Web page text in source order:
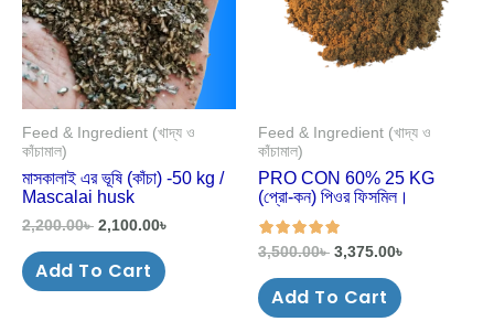
Feed & Ingredient (খাদ্য ও
কাঁচামাল)
মাসকালাই এর ভূষি (কাঁচা) -50 kg /
Mascalai husk
2,200.00৳ 2,100.00৳
Add To Cart
Feed & Ingredient (খাদ্য ও
কাঁচামাল)
PRO CON 60% 25 KG
(প্রো-কন) পিওর ফিসমিল।
out of 5
3,500.00৳ 3,375.00৳
Add To Cart